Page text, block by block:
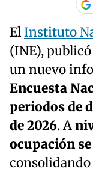
ElInstituto
(INE),
un nuevo
Encuesta
periodos de
de 2026. A
ocupación